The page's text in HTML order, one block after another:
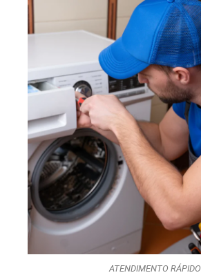
ATENDIMENTO RÁPIDO